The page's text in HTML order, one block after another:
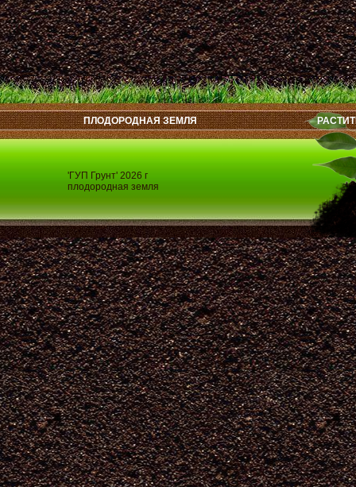
'ГУП Грунт' 2026 г
плодородная земля
ПЛОДОРОДНАЯ ЗЕМЛЯ